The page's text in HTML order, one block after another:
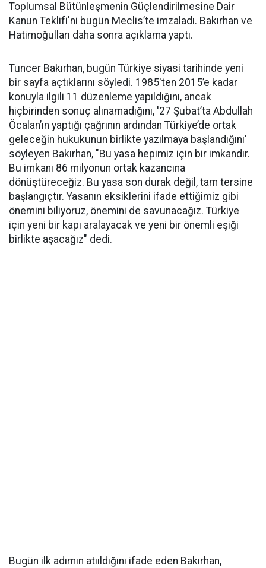
Toplumsal Bütünleşmenin Güçlendirilmesine Dair
Kanun Teklifi'ni bugün Meclis’te imzaladı. Bakırhan ve
Hatimoğulları daha sonra açıklama yaptı.
Tuncer Bakırhan, bugün Türkiye siyasi tarihinde yeni
bir sayfa açtıklarını söyledi. 1985'ten 2015’e kadar
konuyla ilgili 11 düzenleme yapıldığını, ancak
hiçbirinden sonuç alınamadığını, '27 Şubat’ta Abdullah
Öcalan’ın yaptığı çağrının ardından Türkiye’de ortak
geleceğin hukukunun birlikte yazılmaya başlandığını'
söyleyen Bakırhan, "Bu yasa hepimiz için bir imkandır.
Bu imkanı 86 milyonun ortak kazancına
dönüştüreceğiz. Bu yasa son durak değil, tam tersine
başlangıçtır. Yasanın eksiklerini ifade ettiğimiz gibi
önemini biliyoruz, önemini de savunacağız. Türkiye
için yeni bir kapı aralayacak ve yeni bir önemli eşiği
birlikte aşacağız" dedi.
Bugün ilk adımın atııldığını ifade eden Bakırhan,